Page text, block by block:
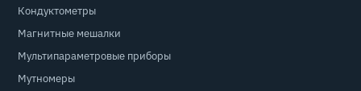
Кондуктометры
Магнитные мешалки
Мультипараметровые приборы
Мутномеры